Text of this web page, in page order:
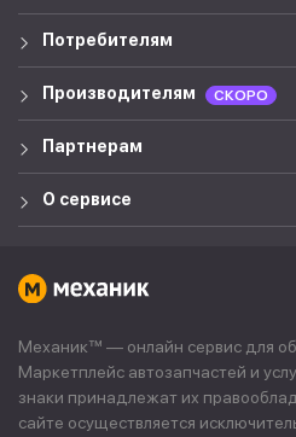
Потребителям
Производителям СКОРО
Партнерам
О сервисе
Механик™ — онлайн сервис для
Маркетплейс автозапчастей и
знаки принадлежат их
сайте осуществляется